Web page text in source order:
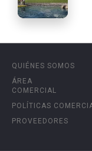
QUIÉNES SOMOS
ÁREA
COMERCIAL
POLÍTICAS
PROVEEDORES